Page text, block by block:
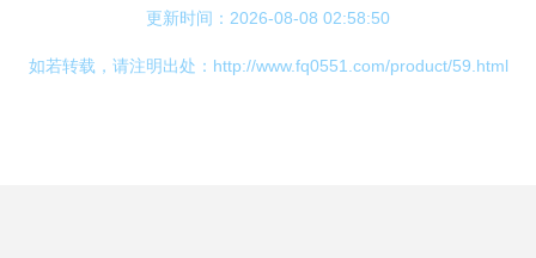
更新时间：2026-08-08 02:58:50
如若转载，请注明出处：http://www.fq0551.com/product/59.html